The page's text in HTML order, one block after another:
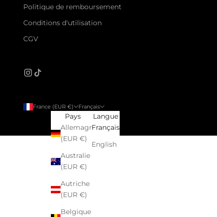
Politique de remboursement
Conditions d'utilisation
CGV
France (EUR €)
Pays
Allemagne
(EUR €)
Australie
(EUR €)
Autriche
(EUR €)
Belgique
Français
Langue
Français
English